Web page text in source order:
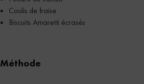
Coulis de fraise
Biscuits Amaretti écrasés
Méthode